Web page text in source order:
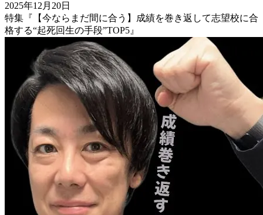
2025年12月20日
特集『【今ならまだ間に合う】成績を巻き返して志望校に合
格する“起死回生の手段”TOP5』